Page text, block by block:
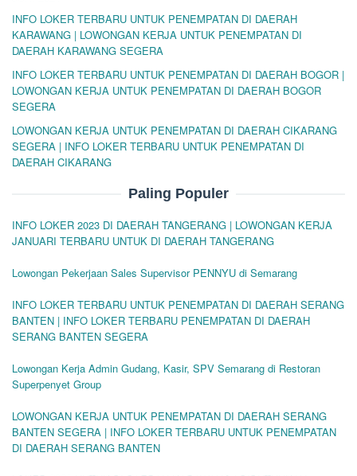
INFO LOKER TERBARU UNTUK PENEMPATAN DI DAERAH
KARAWANG | LOWONGAN KERJA UNTUK PENEMPATAN DI
DAERAH KARAWANG SEGERA
INFO LOKER TERBARU UNTUK PENEMPATAN DI DAERAH BOGOR |
LOWONGAN KERJA UNTUK PENEMPATAN DI DAERAH BOGOR
SEGERA
LOWONGAN KERJA UNTUK PENEMPATAN DI DAERAH CIKARANG
SEGERA | INFO LOKER TERBARU UNTUK PENEMPATAN DI
DAERAH CIKARANG
Paling Populer
INFO LOKER 2023 DI DAERAH TANGERANG | LOWONGAN KERJA
JANUARI TERBARU UNTUK DI DAERAH TANGERANG
Lowongan Pekerjaan Sales Supervisor PENNYU di Semarang
INFO LOKER TERBARU UNTUK PENEMPATAN DI DAERAH SERANG
BANTEN | INFO LOKER TERBARU PENEMPATAN DI DAERAH
SERANG BANTEN SEGERA
Lowongan Kerja Admin Gudang, Kasir, SPV Semarang di Restoran
Superpenyet Group
LOWONGAN KERJA UNTUK PENEMPATAN DI DAERAH SERANG
BANTEN SEGERA | INFO LOKER TERBARU UNTUK PENEMPATAN
DI DAERAH SERANG BANTEN